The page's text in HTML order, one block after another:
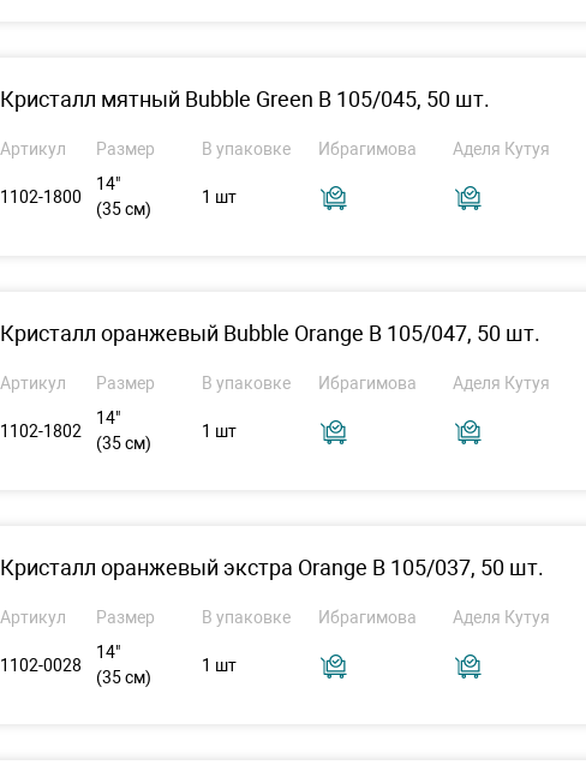
Кристалл мятный Bubble Green B 105/045, 50 шт.
Артикул Размер В упаковке Ибрагимова Аделя Кутуя
1102-1800
14"
(35 см)
1 шт
Кристалл оранжевый Bubble Orange B 105/047, 50 шт.
Артикул Размер В упаковке Ибрагимова Аделя Кутуя
1102-1802
14"
(35 см)
1 шт
Кристалл оранжевый экстра Orange В 105/037, 50 шт.
Артикул Размер В упаковке Ибрагимова Аделя Кутуя
1102-0028
14"
(35 см)
1 шт